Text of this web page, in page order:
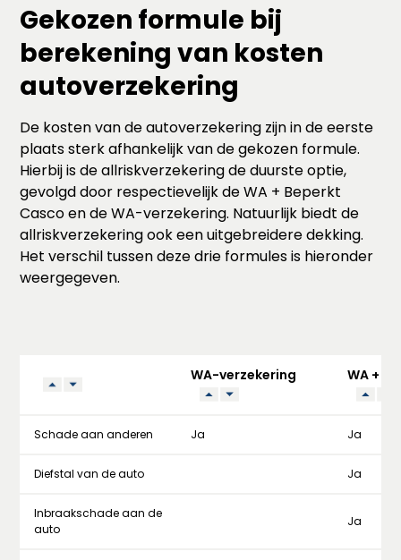
Gekozen formule bij
berekening van kosten
autoverzekering
De kosten van de autoverzekering zijn in de eerste
plaats sterk afhankelijk van de gekozen formule.
Hierbij is de allriskverzekering de duurste optie,
gevolgd door respectievelijk de WA + Beperkt
Casco en de WA-verzekering. Natuurlijk biedt de
allriskverzekering ook een uitgebreidere dekking.
Het verschil tussen deze drie formules is hieronder
weergegeven.
WA-verzekering WA +
Schade aan anderen Ja Ja
Diefstal van de auto Ja
Inbraakschade aan de
auto
Ja